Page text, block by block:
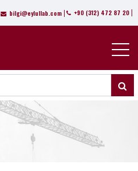
bilgi@eylullab.com +90 (312) 472 87 20